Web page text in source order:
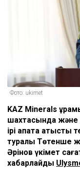
Фото: ukimet
KAZ Minerals
шахтасында және
ірі апатқа
туралы Төтенше
Әрінов үкімет
хабарлайды